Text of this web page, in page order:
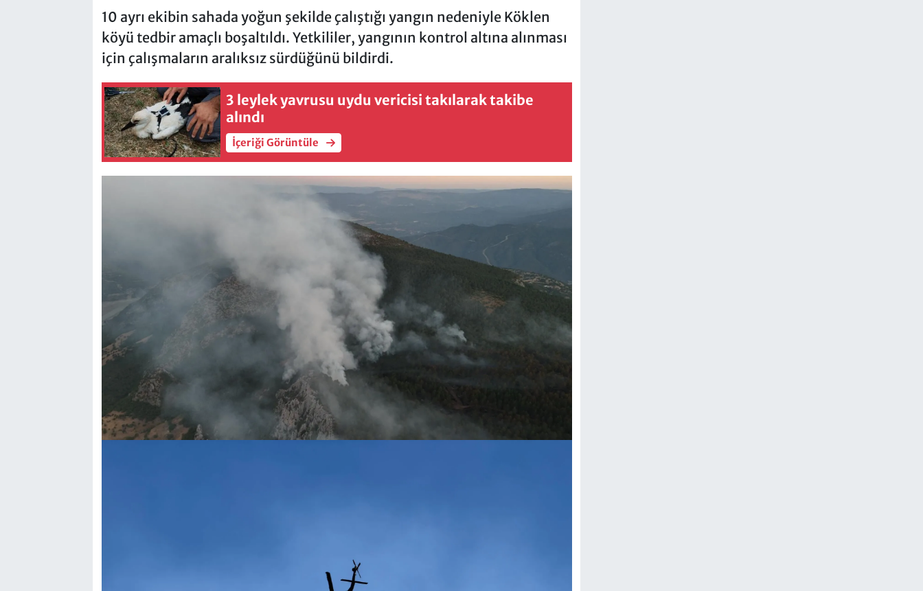
10 ayrı ekibin sahada yoğun şekilde çalıştığı yangın nedeniyle Köklen
köyü tedbir amaçlı boşaltıldı. Yetkililer, yangının kontrol altına alınması
için çalışmaların aralıksız sürdüğünü bildirdi.
3 leylek yavrusu uydu vericisi takılarak takibe
alındı
İçeriği Görüntüle